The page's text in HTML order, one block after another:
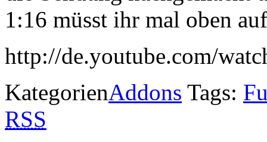
1:16 müsst ihr mal oben
http://de.youtube.com/
KategorienAddons Tags:
RSS